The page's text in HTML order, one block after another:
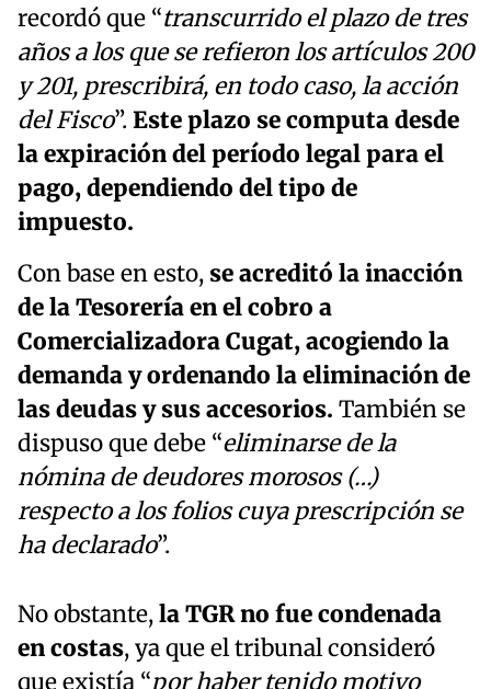
recordó que “transcurrido el plazo de tres
años a los que se refieron los artículos 200
y 201, prescribirá, en todo caso, la acción
del Fisco”. Este plazo se computa desde
la expiración del período legal para el
pago, dependiendo del tipo de
impuesto.
Con base en esto, se acreditó la inacción
de la Tesorería en el cobro a
Comercializadora Cugat, acogiendo la
demanda y ordenando la eliminación de
las deudas y sus accesorios. También se
dispuso que debe “eliminarse de la
nómina de deudores morosos (…)
respecto a los folios cuya prescripción se
ha declarado”.
No obstante,la TGR no fue condenada
en costas, ya que el tribunal consideró
que existía “por haber tenido motivo